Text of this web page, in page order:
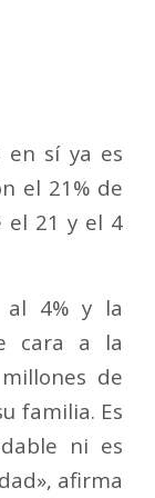
en sí ya es
el 21% de
el 21 y el 4
al 4% y la
cara a la
de
familia. Es
ni es
afirma